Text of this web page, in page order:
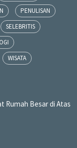
PENULISAN
SELEBRITIS
WISATA
Rumah Besar di Atas